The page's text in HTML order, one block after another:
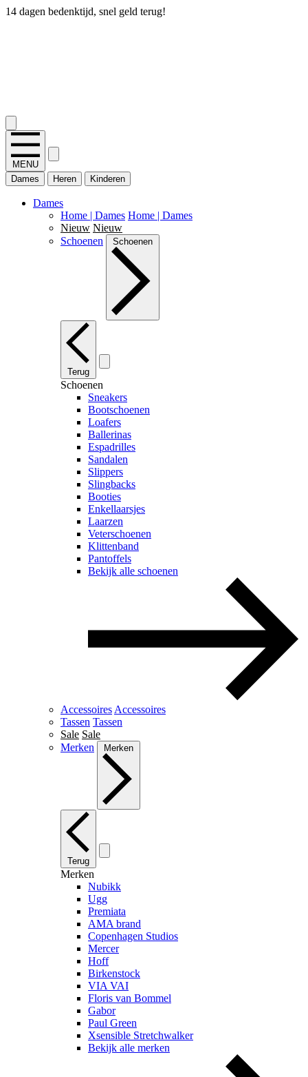
14 dagen bedenktijd, snel geld terug!
MENU
Dames
Heren Kinderen
Dames
Home | Dames Home | Dames
Nieuw Nieuw
Schoenen
Schoenen
Terug
Schoenen
Sneakers
Bootschoenen
Loafers
Ballerinas
Espadrilles
Sandalen
Slippers
Slingbacks
Booties
Enkellaarsjes
Laarzen
Veterschoenen
Klittenband
Pantoffels
Bekijk alle schoenen
Accessoires Accessoires
Tassen Tassen
Sale Sale
Merken
Merken
Terug
Merken
Nubikk
Ugg
Premiata
AMA brand
Copenhagen Studios
Mercer
Hoff
Birkenstock
VIA VAI
Floris van Bommel
Gabor
Paul Green
Xsensible Stretchwalker
Bekijk alle merken